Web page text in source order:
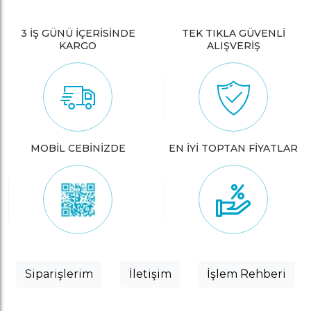
3 İŞ GÜNÜ İÇERİSİNDE
KARGO
TEK TIKLA GÜVENLİ
ALIŞVERİŞ
MOBİL CEBİNİZDE EN İYİ TOPTAN FİYATLAR
Siparişlerim İletişim İşlem Rehberi